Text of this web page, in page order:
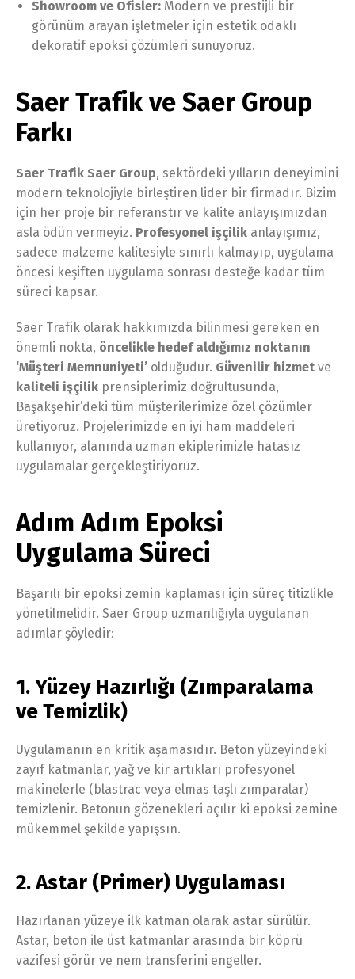
Showroom ve Ofisler: Modern ve prestijli bir
görünüm arayan işletmeler için estetik odaklı
dekoratif epoksi çözümleri sunuyoruz.
Saer Trafik ve Saer Group
Farkı
Saer Trafik Saer Group, sektördeki yılların deneyimini
modern teknolojiyle birleştiren lider bir firmadır. Bizim
için her proje bir referanstır ve kalite anlayışımızdan
asla ödün vermeyiz. Profesyonel işçilik anlayışımız,
sadece malzeme kalitesiyle sınırlı kalmayıp, uygulama
öncesi keşiften uygulama sonrası desteğe kadar tüm
süreci kapsar.
Saer Trafik olarak hakkımızda bilinmesi gereken en
önemli nokta, öncelikle hedef aldığımız noktanın
‘Müşteri Memnuniyeti’ olduğudur. Güvenilir hizmet ve
kaliteli işçilik prensiplerimiz doğrultusunda,
Başakşehir’deki tüm müşterilerimize özel çözümler
üretiyoruz. Projelerimizde en iyi ham maddeleri
kullanıyor, alanında uzman ekiplerimizle hatasız
uygulamalar gerçekleştiriyoruz.
Adım Adım Epoksi
Uygulama Süreci
Başarılı bir epoksi zemin kaplaması için süreç titizlikle
yönetilmelidir. Saer Group uzmanlığıyla uygulanan
adımlar şöyledir:
1. Yüzey Hazırlığı (Zımparalama
ve Temizlik)
Uygulamanın en kritik aşamasıdır. Beton yüzeyindeki
zayıf katmanlar, yağ ve kir artıkları profesyonel
makinelerle (blastrac veya elmas taşlı zımparalar)
temizlenir. Betonun gözenekleri açılır ki epoksi zemine
mükemmel şekilde yapışsın.
2. Astar (Primer) Uygulaması
Hazırlanan yüzeye ilk katman olarak astar sürülür.
Astar, beton ile üst katmanlar arasında bir köprü
vazifesi görür ve nem transferini engeller.